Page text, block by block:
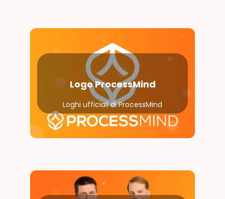
Logo ProcessMind
Loghi ufficiali di ProcessMind